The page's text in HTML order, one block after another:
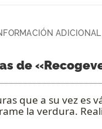
ADICIONAL
de «
que a su vez es
la verdura.